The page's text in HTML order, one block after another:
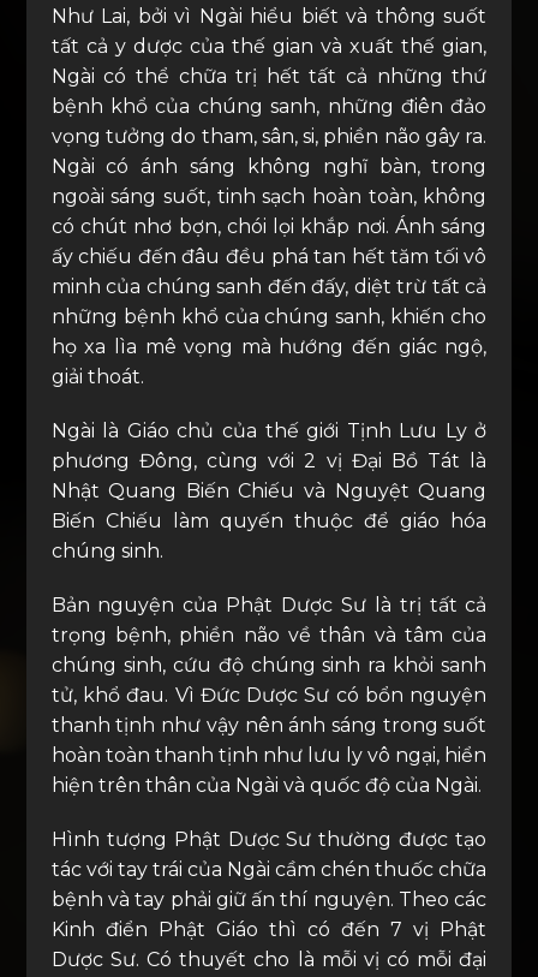
Như Lai, bởi vì Ngài hiểu biết và thông suốt
tất cả y dược của thế gian và xuất thế gian,
Ngài có thể chữa trị hết tất cả những thứ
bệnh khổ của chúng sanh, những điên đảo
vọng tưởng do tham, sân, si, phiền não gây ra.
Ngài có ánh sáng không nghĩ bàn, trong
ngoài sáng suốt, tinh sạch hoàn toàn, không
có chút nhơ bợn, chói lọi khắp nơi. Ánh sáng
ấy chiếu đến đâu đều phá tan hết tăm tối vô
minh của chúng sanh đến đấy, diệt trừ tất cả
những bệnh khổ của chúng sanh, khiến cho
họ xa lìa mê vọng mà hướng đến giác ngộ,
giải thoát.
Ngài là Giáo chủ của thế giới Tịnh Lưu Ly ở
phương Đông, cùng với 2 vị Đại Bồ Tát là
Nhật Quang Biến Chiếu và Nguyệt Quang
Biến Chiếu làm quyến thuộc để giáo hóa
chúng sinh.
Bản nguyện của Phật Dược Sư là trị tất cả
trọng bệnh, phiền não về thân và tâm của
chúng sinh, cứu độ chúng sinh ra khỏi sanh
tử, khổ đau. Vì Đức Dược Sư có bổn nguyện
thanh tịnh như vậy nên ánh sáng trong suốt
hoàn toàn thanh tịnh như lưu ly vô ngại, hiển
hiện trên thân của Ngài và quốc độ của Ngài.
Hình tượng Phật Dược Sư thường được tạo
tác với tay trái của Ngài cầm chén thuốc chữa
bệnh và tay phải giữ ấn thí nguyện. Theo các
Kinh điển Phật Giáo thì có đến 7 vị Phật
Dược Sư. Có thuyết cho là mỗi vị có mỗi đại